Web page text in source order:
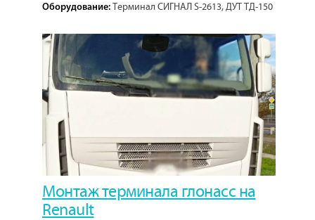
Оборудование: Терминал СИГНАЛ S-2613, ДУТ ТД-150
Кол-во проектов:
Монтаж терминала глонасс на
Renault